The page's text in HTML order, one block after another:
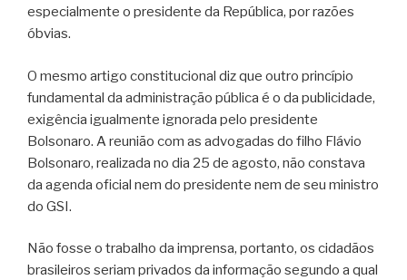
especialmente o presidente da República, por razões
óbvias.
O mesmo artigo constitucional diz que outro princípio
fundamental da administração pública é o da publicidade,
exigência igualmente ignorada pelo presidente
Bolsonaro. A reunião com as advogadas do filho Flávio
Bolsonaro, realizada no dia 25 de agosto, não constava
da agenda oficial nem do presidente nem de seu ministro
do GSI.
Não fosse o trabalho da imprensa, portanto, os cidadãos
brasileiros seriam privados da informação segundo a qual